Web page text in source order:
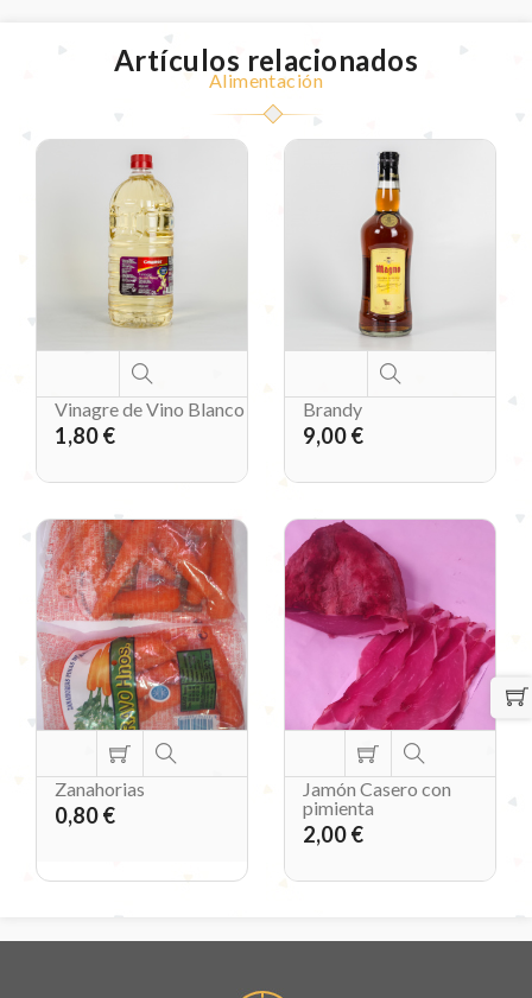
Artículos relacionados
Alimentación
Vinagre de Vino Blanco
1,80 €
Brandy
9,00 €
Zanahorias
0,80 €
Jamón Casero con
pimienta
2,00 €